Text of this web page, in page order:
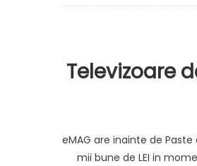
Televizoare
eMAG are inainte de
mii bune de LEI in